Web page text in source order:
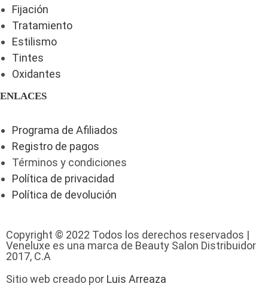
Fijación
Tratamiento
Estilismo
Tintes
Oxidantes
ENLACES
Programa de Afiliados
Registro de pagos
Términos y condiciones
Política de privacidad
Política de devolución
Copyright © 2022 Todos los derechos reservados |
Veneluxe es una marca de Beauty Salon Distribuidor
2017, C.A
Sitio web creado por Luis Arreaza